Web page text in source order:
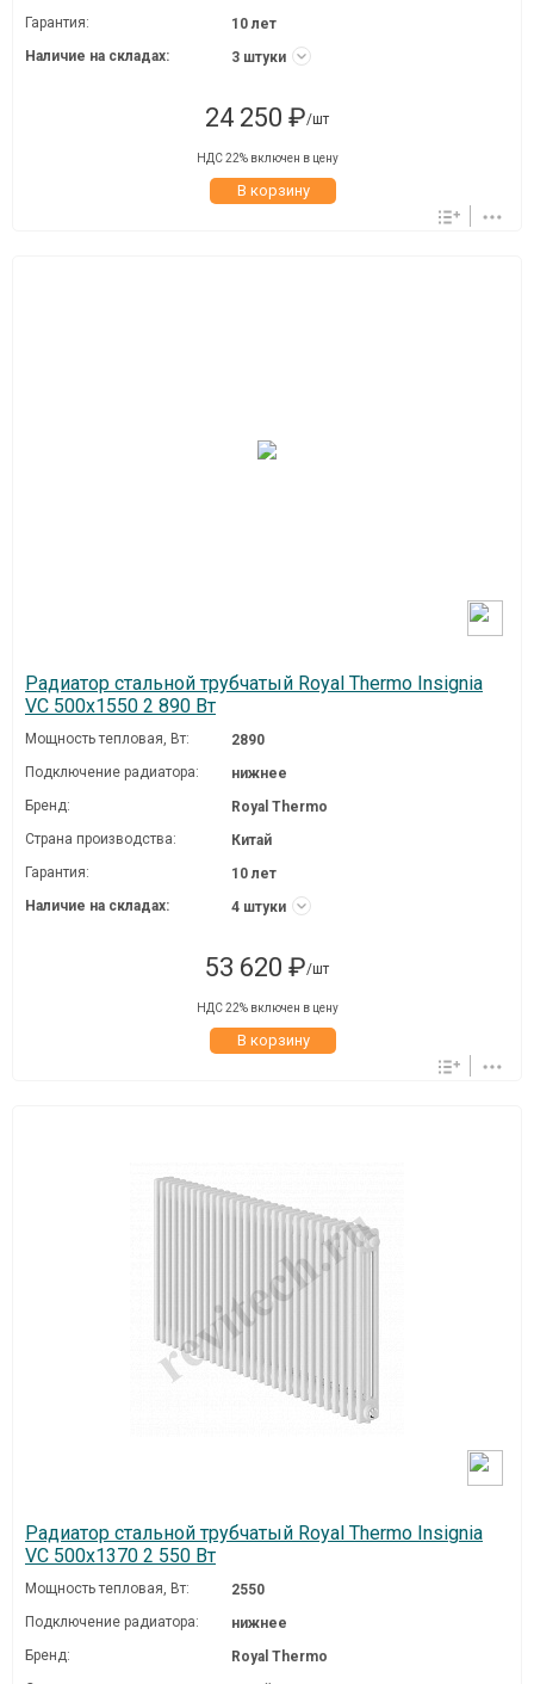
Гарантия:
10 лет
Наличие на складах:
3 штуки
24 250 ₽/шт
НДС 22% включен в цену
В корзину
Радиатор стальной трубчатый Royal Thermo Insignia
VC 500x1550 2 890 Вт
Мощность тепловая, Вт:
2890
Подключение радиатора:
нижнее
Бренд:
Royal Thermo
Страна производства:
Китай
Гарантия:
10 лет
Наличие на складах:
4 штуки
53 620 ₽/шт
НДС 22% включен в цену
В корзину
Радиатор стальной трубчатый Royal Thermo Insignia
VC 500x1370 2 550 Вт
Мощность тепловая, Вт:
2550
Подключение радиатора:
нижнее
Бренд:
Royal Thermo